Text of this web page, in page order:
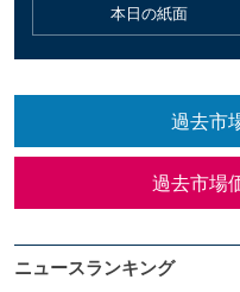
本日の紙面
過去市
過去市場
ニュースランキング